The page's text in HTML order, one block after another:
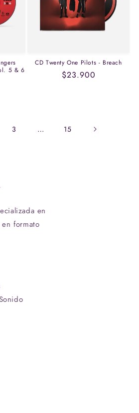
5 & 6
CD Twenty One Pilots - Breach
Precio
$23.900
3 … 15
en
formato